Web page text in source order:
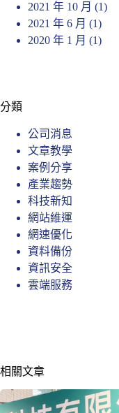
2021 年 10 月 (1)
2021 年 6 月 (1)
2020 年 1 月 (1)
分類
公司消息
文章教學
案例分享
產業趨勢
科技新知
網站維運
網速優化
資料備份
資訊安全
雲端服務
相關文章